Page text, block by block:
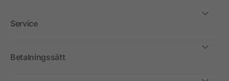
Service
Betalningssätt